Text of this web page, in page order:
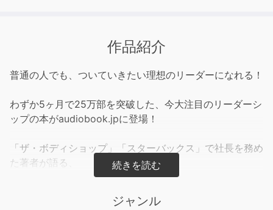
作品紹介
普通の人でも、ついていきたい理想のリーダーになれる！
わずか5ヶ月で25万部を突破した、今大注目のリーダーシ
ップの本がaudiobook.jpに登場！
「ザ・ボディショップ」「スターバックス」で社長を務め
た著者が語る、
まわりに推されてリーダーになり、人間関係も仕事もうま
ジャンル